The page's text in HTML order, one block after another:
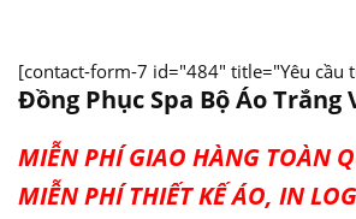
[contact-form-7 id="484" title="Yêu cầu
Đồng Phục Spa Bộ Áo Trắng
MIỄN PHÍ GIAO HÀNG TOÀN
MIỄN PHÍ THIẾT KẾ ÁO, IN